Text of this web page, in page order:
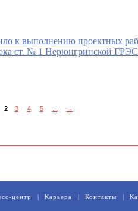
к выполнению проектных
ст. № 1 Нерюнгринской
2 3 4 5 →
центр | Карьера | Контакты |